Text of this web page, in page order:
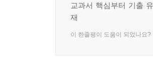
교과서 핵심부터 기출
재
이 한줄평이 도움이 되었나요?